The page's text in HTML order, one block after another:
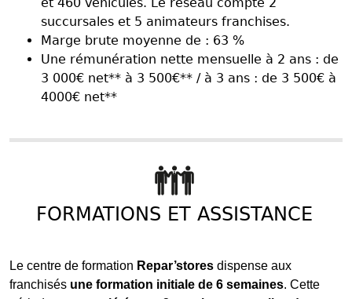
succursales et 5 animateurs franchises.
Marge brute moyenne de : 63 %
Une rémunération nette mensuelle à 2 ans : de
3 000€ net** à 3 500€** / à 3 ans : de 3 500€ à
4000€ net**
FORMATIONS ET ASSISTANCE
Le centre de formation Repar’stores dispense aux
franchisés une formation initiale de 6 semaines. Cette